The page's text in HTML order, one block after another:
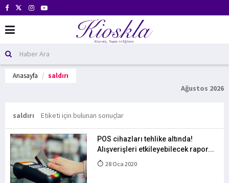
Anasayfa saldırı
Ağustos 2026
saldırı Etiketi için bulunan sonuçlar
POS cihazları tehlike altında!
Alışverişleri etkileyebilecek rapor...
28 Oca 2020